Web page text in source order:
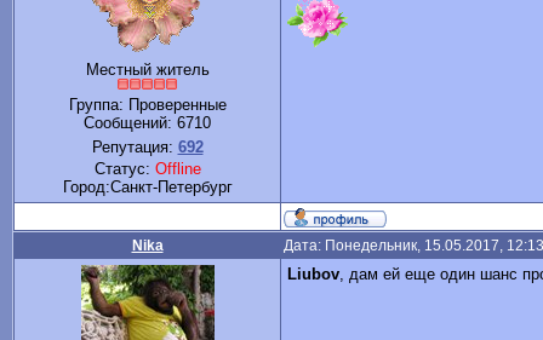
Местный житель
Группа: Проверенные
Сообщений: 6710
Репутация: 692
Статус: Offline
Город:Санкт-Петербург
Nika Дата: Понедельник, 15.05.2017,
Liubov, дам ей еще один шанс